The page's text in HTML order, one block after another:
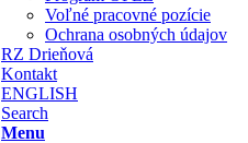
Voľné pracovné pozície
Ochrana osobných údajov
RZ Drieňová
Kontakt
ENGLISH
Search
Menu